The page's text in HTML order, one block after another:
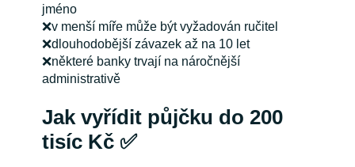
jméno
❌v menší míře může být vyžadován ručitel
❌dlouhodobější závazek až na 10 let
❌některé banky trvají na náročnější
administrativě
Jak vyřídit půjčku do 200
tisíc Kč ✅